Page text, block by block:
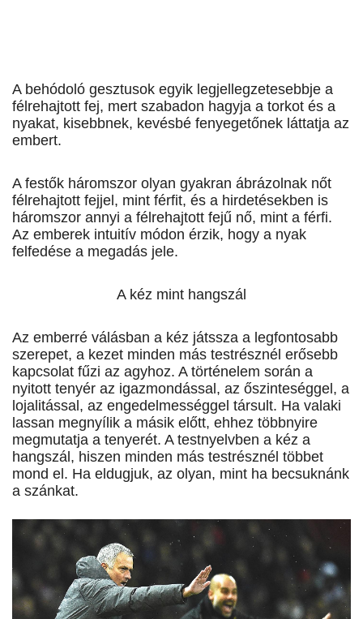
A behódoló gesztusok egyik legjellegzetesebbje a
félrehajtott fej, mert szabadon hagyja a torkot és a
nyakat, kisebbnek, kevésbé fenyegetőnek láttatja az
embert.
A festők háromszor olyan gyakran ábrázolnak nőt
félrehajtott fejjel, mint férfit, és a hirdetésekben is
háromszor annyi a félrehajtott fejű nő, mint a férfi.
Az emberek intuitív módon érzik, hogy a nyak
felfedése a megadás jele.
A kéz mint hangszál
Az emberré válásban a kéz játssza a legfontosabb
szerepet, a kezet minden más testrésznél erősebb
kapcsolat fűzi az agyhoz. A történelem során a
nyitott tenyér az igazmondással, az őszinteséggel, a
lojalitással, az engedelmességgel társult. Ha valaki
lassan megnyílik a másik előtt, ehhez többnyire
megmutatja a tenyerét. A testnyelvben a kéz a
hangszál, hiszen minden más testrésznél többet
mond el. Ha eldugjuk, az olyan, mint ha becsuknánk
a szánkat.